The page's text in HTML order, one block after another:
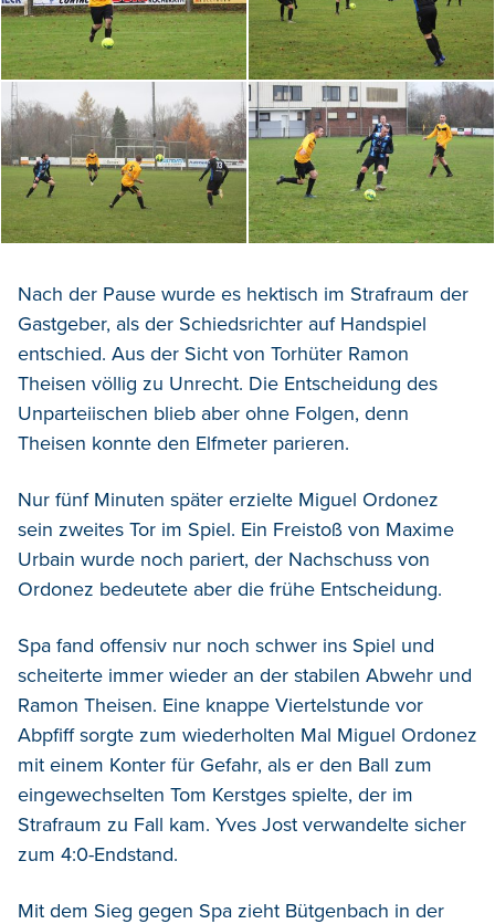
Nach der Pause wurde es hektisch im Strafraum der
Gastgeber, als der Schiedsrichter auf Handspiel
entschied. Aus der Sicht von Torhüter Ramon
Theisen völlig zu Unrecht. Die Entscheidung des
Unparteiischen blieb aber ohne Folgen, denn
Theisen konnte den Elfmeter parieren.
Nur fünf Minuten später erzielte Miguel Ordonez
sein zweites Tor im Spiel. Ein Freistoß von Maxime
Urbain wurde noch pariert, der Nachschuss von
Ordonez bedeutete aber die frühe Entscheidung.
Spa fand offensiv nur noch schwer ins Spiel und
scheiterte immer wieder an der stabilen Abwehr und
Ramon Theisen. Eine knappe Viertelstunde vor
Abpfiff sorgte zum wiederholten Mal Miguel Ordonez
mit einem Konter für Gefahr, als er den Ball zum
eingewechselten Tom Kerstges spielte, der im
Strafraum zu Fall kam. Yves Jost verwandelte sicher
zum 4:0-Endstand.
Mit dem Sieg gegen Spa zieht Bütgenbach in der